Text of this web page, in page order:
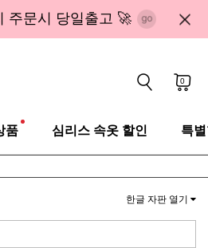
주문시 당일출고 🚀
0
품 심리스 속옷 할인 특
한글 자판 열기